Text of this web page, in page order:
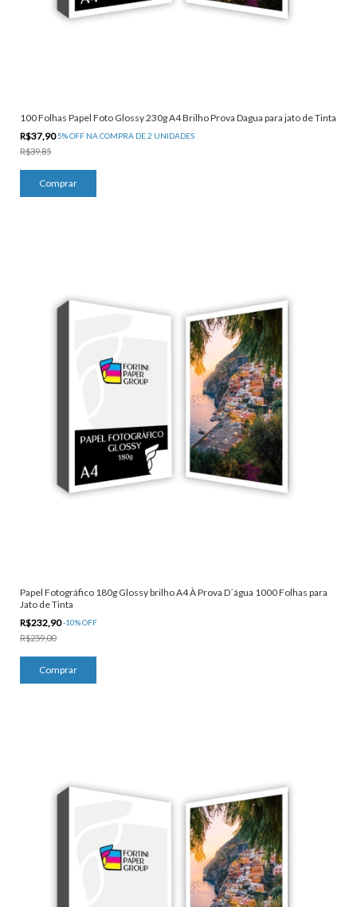
100 Folhas Papel Foto Glossy 230g A4 Brilho Prova Dagua para jato de Tinta
R$37,905% OFF NA COMPRA DE 2 UNIDADES
R$39,85
Papel Fotográfico 180g Glossy brilho A4 À Prova D´água 1000 Folhas para
Jato de Tinta
R$232,90-10%OFF
R$259,00